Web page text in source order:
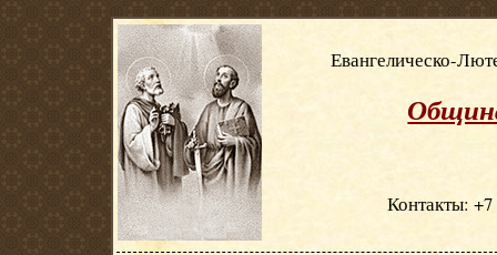
Евангелическо-
Контакты: +7